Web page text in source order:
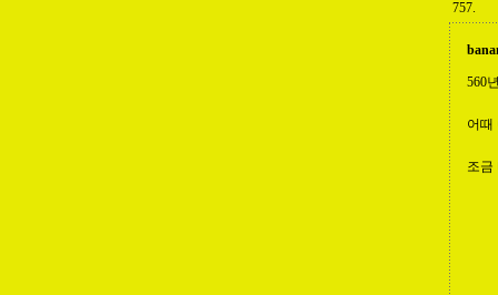
757.
560
어때
조금